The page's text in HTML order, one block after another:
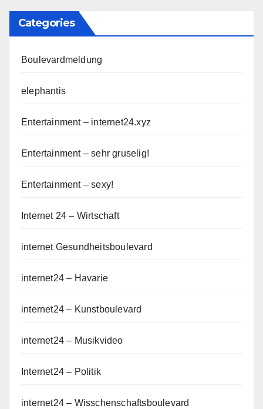
Categories
Boulevardmeldung
elephantis
Entertainment – internet24.xyz
Entertainment – sehr gruselig!
Entertainment – sexy!
Internet 24 – Wirtschaft
internet Gesundheitsboulevard
internet24 – Havarie
internet24 – Kunstboulevard
internet24 – Musikvideo
Internet24 – Politik
internet24 – Wisschenschaftsboulevard